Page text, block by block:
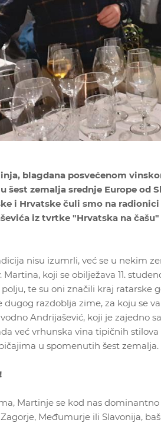
blagdana posvećenom
šest zemalja srednje Europe od
i Hrvatske čuli smo na
iz tvrtke "Hrvatska na
nisu izumrli, već se u nekim
koji se obilježava 11.
te su oni značili kraj ratarske
dugog razdoblja zime, za koju se
Andrijašević, koji je zajedno
već vrhunska vina tipičnih
u spomenutih šest zemalja.
Martinje se kod nas
Međumurje ili Slavonija,